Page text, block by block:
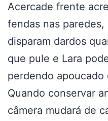
Acercade frente
fendas nas
disparam dardos
que pule e Lara
perdendo apoucado
Quando conservar
câmera mudará de